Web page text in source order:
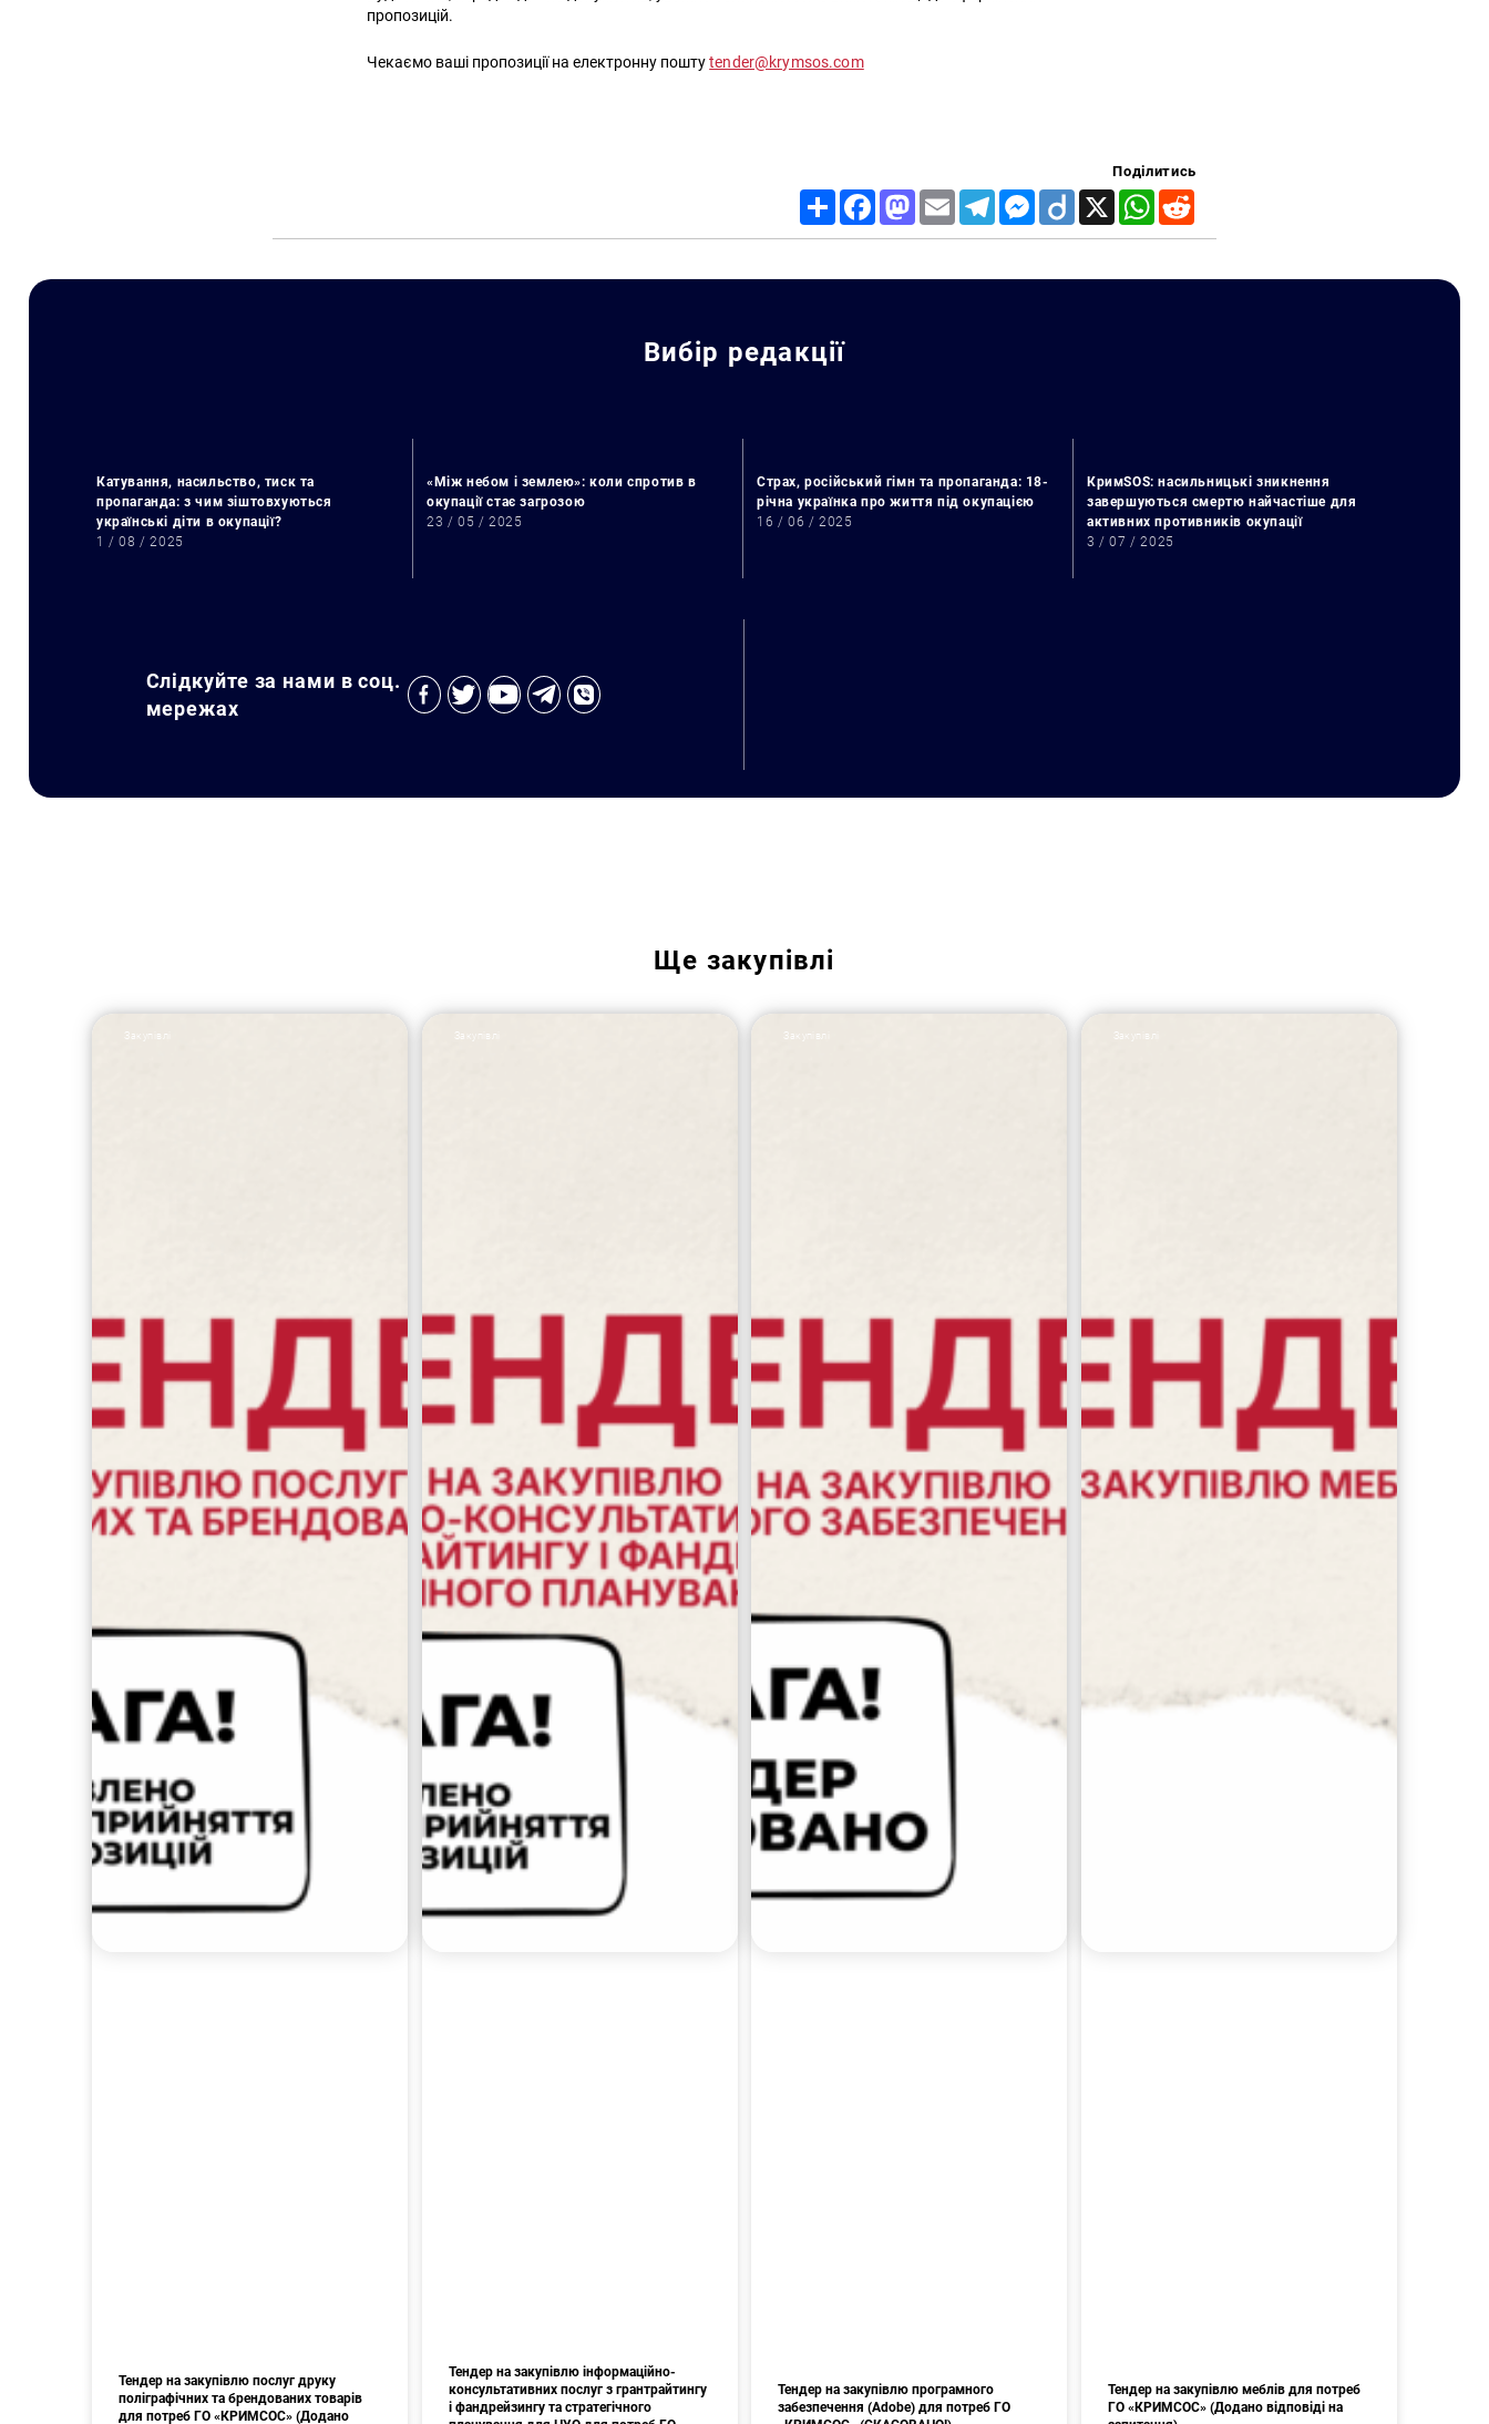
пропозицій.
Чекаємо ваші пропозиції на електронну поштуtender@krymsos.com
Поділитись
Share FacebookMastodon
Email TelegramMessenger
Diigo X WhatsApp
Вибір редакції
Катування, насильство, тиск та
пропаганда: з чим зіштовхуються
українські діти в окупації?
1 / 08 / 2025
«Між небом і землею»: коли спротив в
окупації стає загрозою
23 / 05 / 2025
Страх, російський гімн та пропаганда: 18-
річна українка про життя під окупацією
16 / 06 / 2025
КримSOS: насильницькі зникнення
завершуються смертю найчастіше для
активних противників окупації
3 / 07 / 2025
Слідкуйте за нами в соц.
мережах
Ще закупівлі
Закупівлі
Тендер на закупівлю послуг друку
поліграфічних та брендованих товарів
для потреб ГО «КРИМСОС» (Додано
Закупівлі
Тендер на закупівлю інформаційно-
консультативних послуг з грантрайтингу
і фандрейзингу та стратегічного
Закупівлі
Тендер на закупівлю програмного
забезпечення (Аdobe) для потреб ГО
Закупівлі
Тендер на закупівлю меблів для потреб
ГО «КРИМСОС» (Додано відповіді на